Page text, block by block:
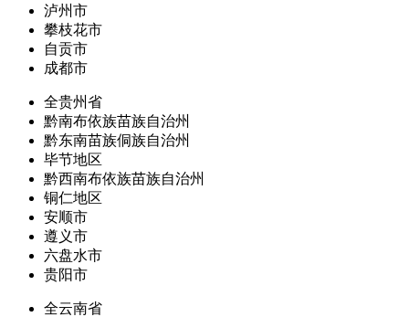
泸州市
攀枝花市
自贡市
成都市
全贵州省
黔南布依族苗族自治州
黔东南苗族侗族自治州
毕节地区
黔西南布依族苗族自治州
铜仁地区
安顺市
遵义市
六盘水市
贵阳市
全云南省